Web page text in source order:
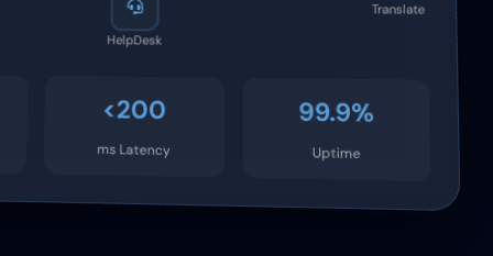
Translate
HelpDesk
<200
ms Latency
99.9%
Uptime